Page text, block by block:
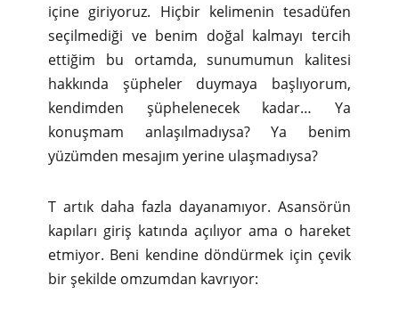
içine giriyoruz. Hiçbir kelimenin tesadüfen
seçilmediği ve benim doğal kalmayı tercih
ettiğim bu ortamda, sunumumun kalitesi
hakkında şüpheler duymaya başlıyorum,
kendimden şüphelenecek kadar… Ya
konuşmam anlaşılmadıysa? Ya benim
yüzümden mesajım yerine ulaşmadıysa?
T artık daha fazla dayanamıyor. Asansörün
kapıları giriş katında açılıyor ama o hareket
etmiyor. Beni kendine döndürmek için çevik
bir şekilde omzumdan kavrıyor: